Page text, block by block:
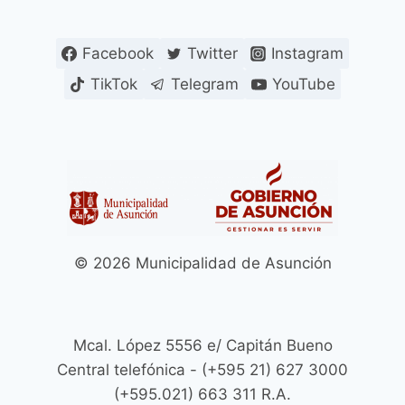
Facebook Twitter
Instagram
TikTok
Telegram YouTube
© 2026 Municipalidad de Asunción
Mcal. López 5556 e/ Capitán Bueno
Central telefónica - (+595 21) 627 3000
(+595.021) 663 311 R.A.